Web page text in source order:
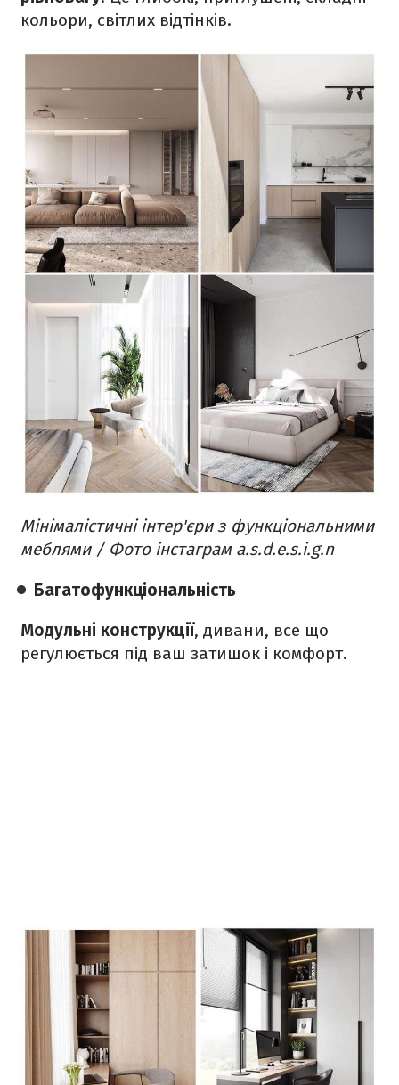
кольори, світлих відтінків.
Мінімалістичні інтер'єри з функціональними
меблями / Фото інстаграм a.s.d.e.s.i.g.n
Багатофункціональність
Модульні конструкції, дивани, все що
регулюється під ваш затишок і комфорт.